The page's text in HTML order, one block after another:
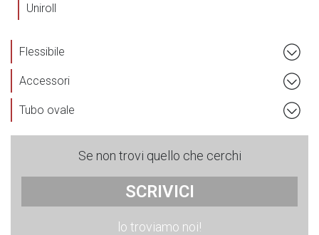
Uniroll
Flessibile
Accessori
Tubo ovale
Se non trovi quello che cerchi
SCRIVICI
lo troviamo noi!